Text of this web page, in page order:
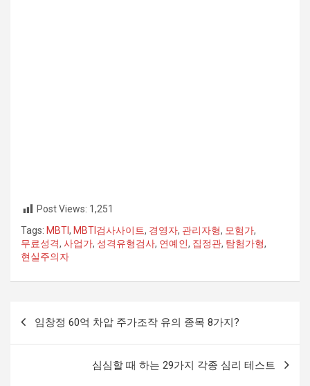
Post Views: 1,251
Tags: MBTI, MBTI검사사이트, 경영자, 관리자형, 모험가,
무료성격, 사업가, 성격유형검사, 연예인, 집정관, 탐험가형,
현실주의자
임창정 60억 차압 주가조작 유의 종목 8가지?
심심할 때 하는 29가지 각종 심리 테스트